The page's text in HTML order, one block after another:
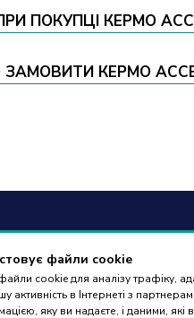
файли cookie
cookie для аналізу трафіку,
активність в Інтернеті з
яку ви надаєте, і даними,
ПОКУПЦІ КЕРМО
КЕРМО
+38
дзвінки
18:00